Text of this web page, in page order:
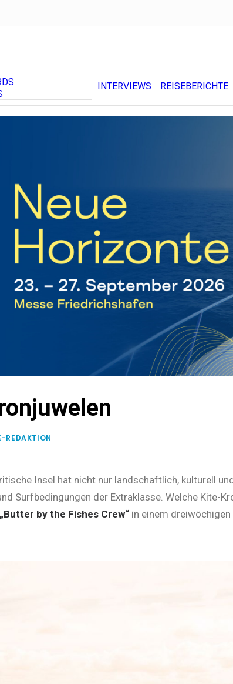
INTERVIEWS REISEBERICHTE
REDAKTION
Insel hat nicht nur landschaftlich, kulturell
Surfbedingungen der Extraklasse. Welche Kite-
„Butter by the Fishes Crew“ in einem